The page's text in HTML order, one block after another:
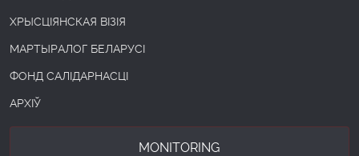
ХРЫСЦІЯНСКАЯ ВІЗІЯ
МАРТЫРАЛОГ БЕЛАРУСІ
ФОНД САЛІДАРНАСЦІ
АРХІЎ
MONITORING